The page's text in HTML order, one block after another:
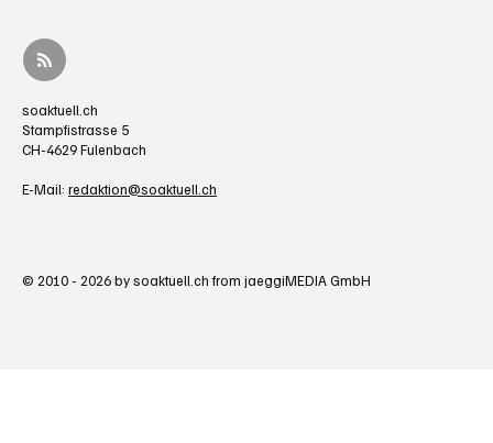
soaktuell.ch
Stampfistrasse 5
CH-4629 Fulenbach
E-Mail: redaktion@soaktuell.ch
© 2010 - 2026 by soaktuell.ch from jaeggiMEDIA GmbH